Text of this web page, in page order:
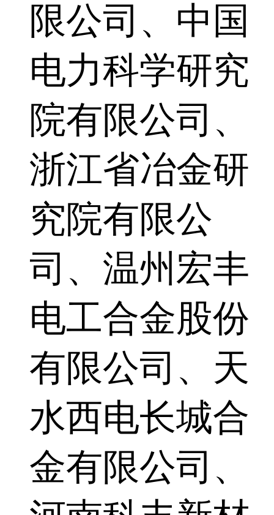
限公司、中国
电力科学研究
院有限公司、
浙江省冶金研
究院有限公
司、温州宏丰
电工合金股份
有限公司、天
水西电长城合
金有限公司、